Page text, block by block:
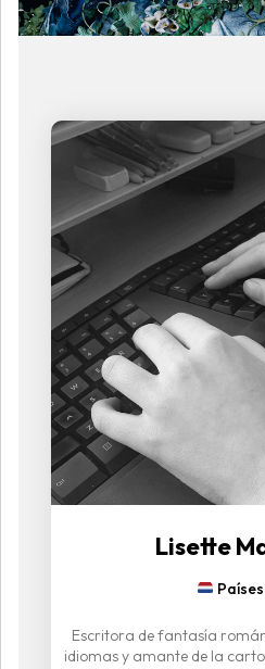
Lisette
Escritora de fantasía
idiomas y amante de la